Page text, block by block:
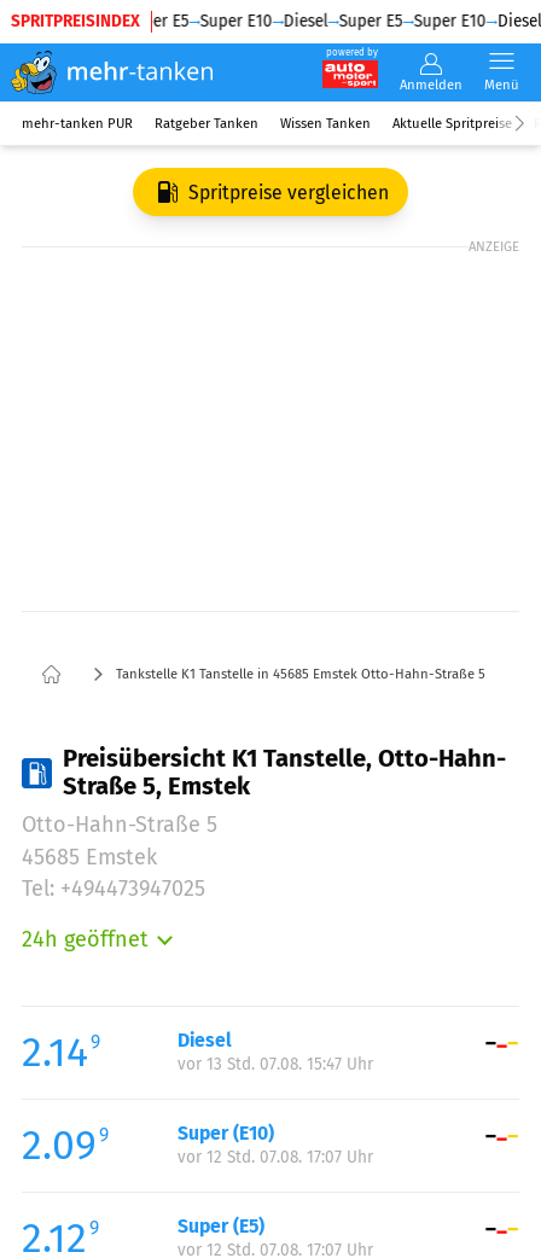
SPRITPREISINDEX
Diesel Super E5 Super E10 Diesel Super E5 Super E10 Diesel
powered by
Anmelden Menü
mehr-tanken PUR Ratgeber Tanken Wissen Tanken Aktuelle Spritpreise
Spritpreise vergleichen
ANZEIGE
Tankstelle K1 Tanstelle in 45685 Emstek Otto-Hahn-Straße 5
Preisübersicht K1 Tanstelle, Otto-Hahn-
Straße 5, Emstek
Otto-Hahn-Straße 5
45685 Emstek
Tel: +494473947025
24h geöffnet
Mittwoch:
00:00-24:00
Donnerstag:
Samstag:
00:00-24:00
Sonntag:
2.149 Diesel
vor 13 Std. 07.08. 15:47 Uhr
2.09 9 Super (E10)
vor 12 Std. 07.08. 17:07 Uhr
2.12 9 Super (E5)
vor 12 Std. 07.08. 17:07 Uhr